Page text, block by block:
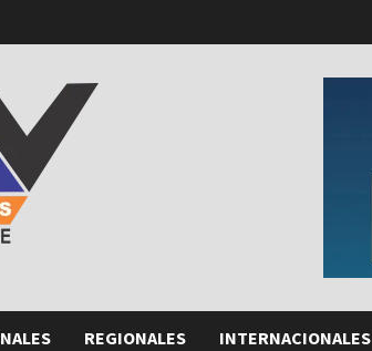
REGIONALES INTERNACIONALES